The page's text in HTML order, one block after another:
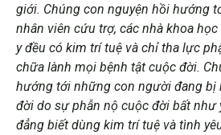
giới. Chúng con nguyện hồi hướng
nhân viên cứu trợ, các nhà khoa
y đều có kim trí tuệ và chỉ tha lực
chữa lành mọi bệnh tật cuộc đời.
hướng tới những con người đang bị
đời do sự phẫn nộ cuộc đời bất như
đẳng biết dùng kim trí tuệ và tình